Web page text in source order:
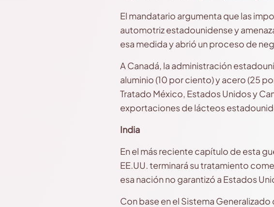
El mandatario argumenta que las
automotriz estadounidense y
esa medida y abrió un proceso de
A Canadá, la administración
aluminio (10 por ciento) y acero (25
Tratado México, Estados Unidos y
exportaciones de lácteos
India
En el más reciente capítulo de esta
EE.UU. terminará su tratamiento
esa nación no garantizó a Estados
Con base en el Sistema